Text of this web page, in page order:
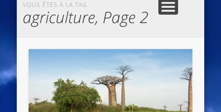
VOUS ÊTES À LA TAG
agriculture, Page 2